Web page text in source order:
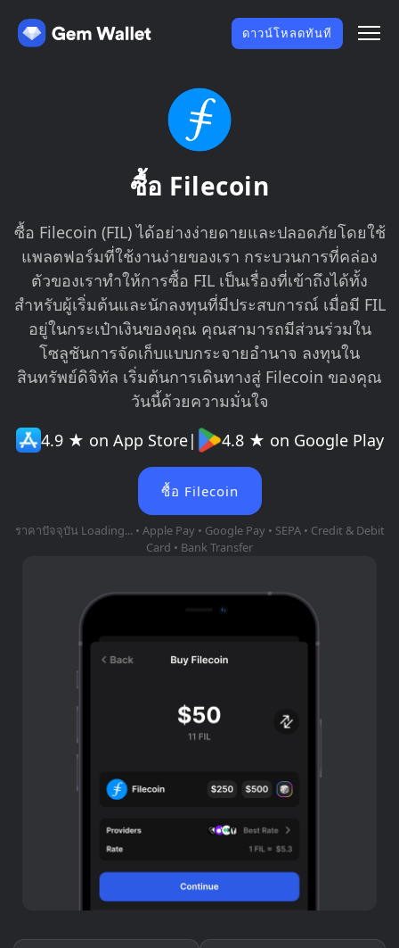
ดาวน์โหลดทันที
ซื้อ Filecoin
ซื้อ Filecoin (FIL) ได้อย่างง่ายดายและปลอดภัยโดยใช้
แพลตฟอร์มที่ใช้งานง่ายของเรา กระบวนการที่คล่อง
ตัวของเราทำให้การซื้อ FIL เป็นเรื่องที่เข้าถึงได้ทั้ง
สำหรับผู้เริ่มต้นและนักลงทุนที่มีประสบการณ์ เมื่อมี FIL
อยู่ในกระเป๋าเงินของคุณ คุณสามารถมีส่วนร่วมใน
โซลูชันการจัดเก็บแบบกระจายอำนาจ ลงทุนใน
สินทรัพย์ดิจิทัล เริ่มต้นการเดินทางสู่ Filecoin ของคุณ
วันนี้ด้วยความมั่นใจ
4.9 ★ on App Store| 4.8 ★ on Google Play
ซื้อ Filecoin
ราคาปัจจุบัน Loading... • Apple Pay • Google Pay • SEPA • Credit & Debit
Card • Bank Transfer